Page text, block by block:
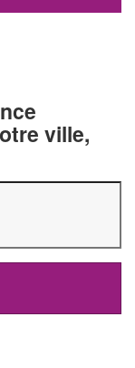
ville,